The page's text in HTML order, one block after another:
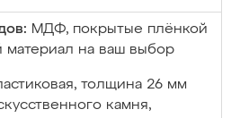
МДФ, покрытые плёнкой
материал на ваш выбор
толщина 26 мм
камня,